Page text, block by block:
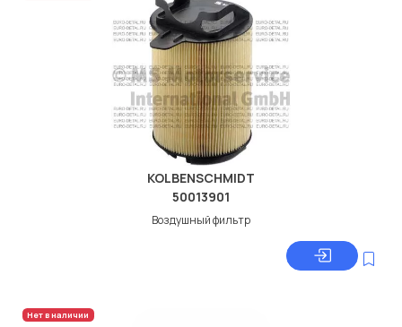
KOLBENSCHMIDT
50013901
Воздушный фильтр
Нет в наличии